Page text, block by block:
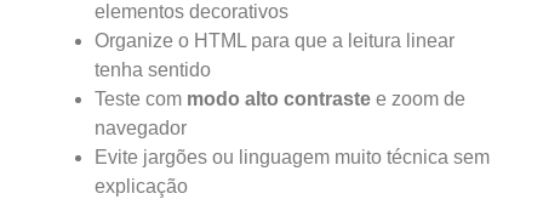
elementos decorativos
Organize o HTML para que a leitura linear
tenha sentido
Teste com modo alto contraste e zoom de
navegador
Evite jargões ou linguagem muito técnica sem
explicação